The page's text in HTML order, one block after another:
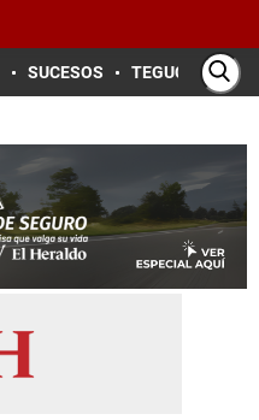
SUCESOS TEGUCIGALPA